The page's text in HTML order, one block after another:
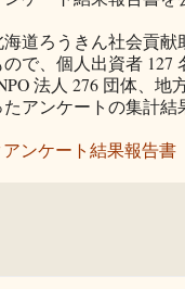
海道ろうきん社会貢献
で、個人出資者 127
法人 276 団体、地
アンケートの集計結
ンケート結果報告書